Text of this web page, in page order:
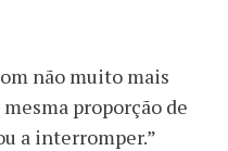
não muito mais
proporção de
a interromper.”